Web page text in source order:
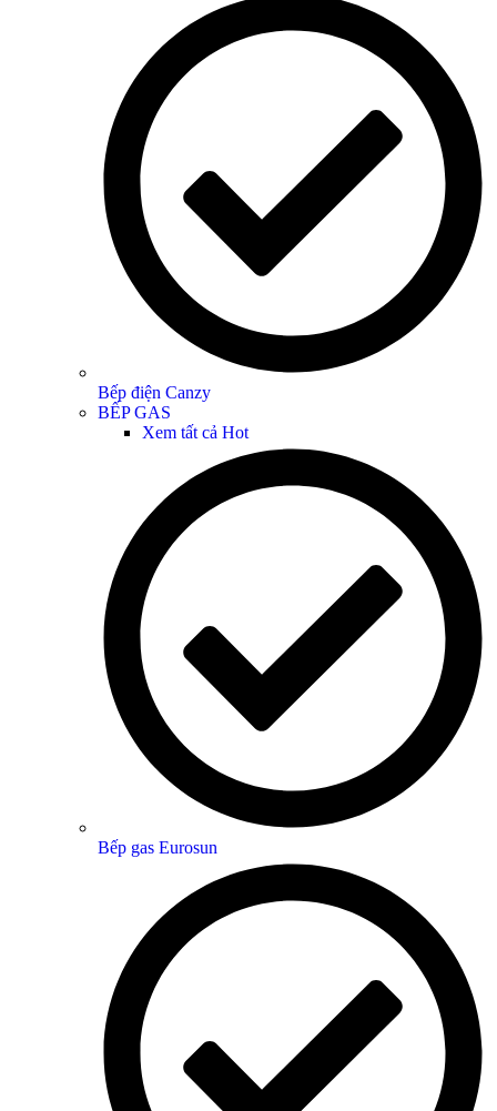
Bếp điện Canzy
BẾP GAS
Xem tất cả Hot
Bếp gas Eurosun